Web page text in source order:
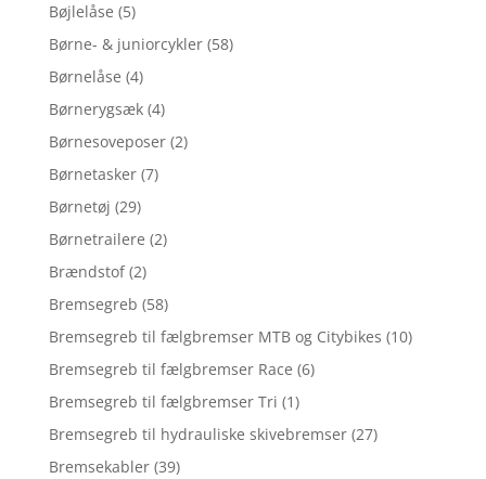
Bøjlelåse (5)
Børne- & juniorcykler (58)
Børnelåse (4)
Børnerygsæk (4)
Børnesoveposer (2)
Børnetasker (7)
Børnetøj (29)
Børnetrailere (2)
Brændstof (2)
Bremsegreb (58)
Bremsegreb til fælgbremser MTB og Citybikes (10)
Bremsegreb til fælgbremser Race (6)
Bremsegreb til fælgbremser Tri (1)
Bremsegreb til hydrauliske skivebremser (27)
Bremsekabler (39)